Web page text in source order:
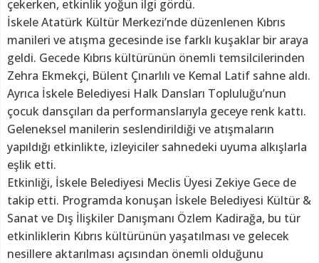
çekerken, etkinlik yoğun ilgi gördü.
İskele Atatürk Kültür Merkezi’nde düzenlenen Kıbrıs
manileri ve atışma gecesinde ise farklı kuşaklar bir araya
geldi. Gecede Kıbrıs kültürünün önemli temsilcilerinden
Zehra Ekmekçi, Bülent Çınarlılı ve Kemal Latif sahne aldı.
Ayrıca İskele Belediyesi Halk Dansları Topluluğu’nun
çocuk dansçıları da performanslarıyla geceye renk kattı.
Geleneksel manilerin seslendirildiği ve atışmaların
yapıldığı etkinlikte, izleyiciler sahnedeki uyuma alkışlarla
eşlik etti.
Etkinliği, İskele Belediyesi Meclis Üyesi Zekiye Gece de
takip etti. Programda konuşan İskele Belediyesi Kültür &
Sanat ve Dış İlişkiler Danışmanı Özlem Kadirağa, bu tür
etkinliklerin Kıbrıs kültürünün yaşatılması ve gelecek
nesillere aktarılması açısından önemli olduğunu